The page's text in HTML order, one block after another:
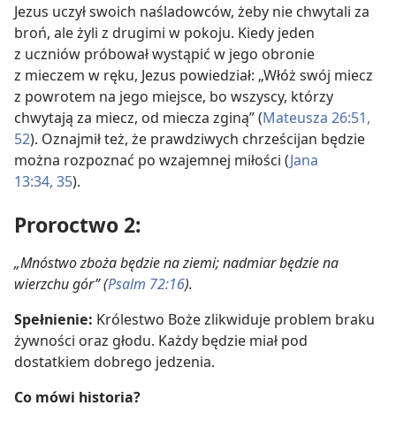
Jezus uczył swoich naśladowców, żeby nie chwytali za
broń, ale żyli z drugimi w pokoju. Kiedy jeden
z uczniów próbował wystąpić w jego obronie
z mieczem w ręku, Jezus powiedział: „Włóż swój miecz
z powrotem na jego miejsce, bo wszyscy, którzy
chwytają za miecz, od miecza zginą” (Mateusza 26:51,
52). Oznajmił też, że prawdziwych chrześcijan będzie
można rozpoznać po wzajemnej miłości (Jana
13:34, 35).
Proroctwo 2:
„Mnóstwo zboża będzie na ziemi; nadmiar będzie na
wierzchu gór” (Psalm 72:16).
Spełnienie: Królestwo Boże zlikwiduje problem braku
żywności oraz głodu. Każdy będzie miał pod
dostatkiem dobrego jedzenia.
Co mówi historia?